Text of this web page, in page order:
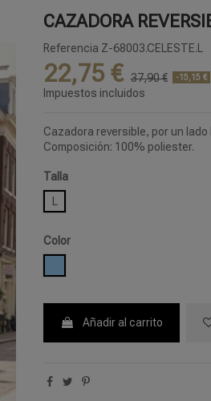
CAZADORA
Referencia Z-68003.CELESTE.L
22,75 € 37,90 € -15,15 €
Impuestos incluidos
Cazadora reversible, por un
Composición: 100% poliester.
Talla
L
Color
Añadir al carrito